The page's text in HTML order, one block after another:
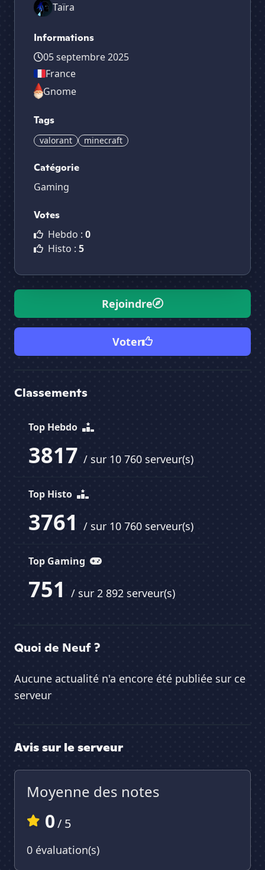
Taïra
Informations
05 septembre 2025
France
Gnome
Tags
valorant minecraft
Catégorie
Gaming
Votes
Hebdo : 0
Histo : 5
Rejoindre
Voter
Classements
Top Hebdo
3817 / sur 10 760 serveur(s)
Top Histo
3761 / sur 10 760 serveur(s)
Top Gaming
751 / sur 2 892 serveur(s)
Quoi de Neuf ?
Aucune actualité n'a encore été publiée sur ce
serveur
Avis sur le serveur
Moyenne des notes
0/ 5
0 évaluation(s)